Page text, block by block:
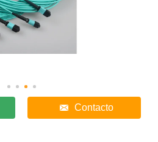
Contacto